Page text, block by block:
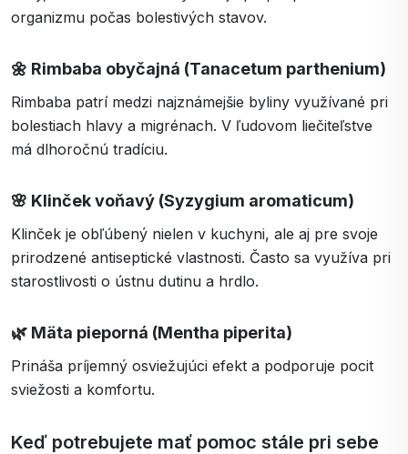
organizmu počas bolestivých stavov.
🌼 Rimbaba obyčajná (Tanacetum parthenium)
Rimbaba patrí medzi najznámejšie byliny využívané pri
bolestiach hlavy a migrénach. V ľudovom liečiteľstve
má dlhoročnú tradíciu.
🌸 Klinček voňavý (Syzygium aromaticum)
Klinček je obľúbený nielen v kuchyni, ale aj pre svoje
prirodzené antiseptické vlastnosti. Často sa využíva pri
starostlivosti o ústnu dutinu a hrdlo.
🌿 Mäta pieporná (Mentha piperita)
Prináša príjemný osviežujúci efekt a podporuje pocit
sviežosti a komfortu.
Keď potrebujete mať pomoc stále pri sebe